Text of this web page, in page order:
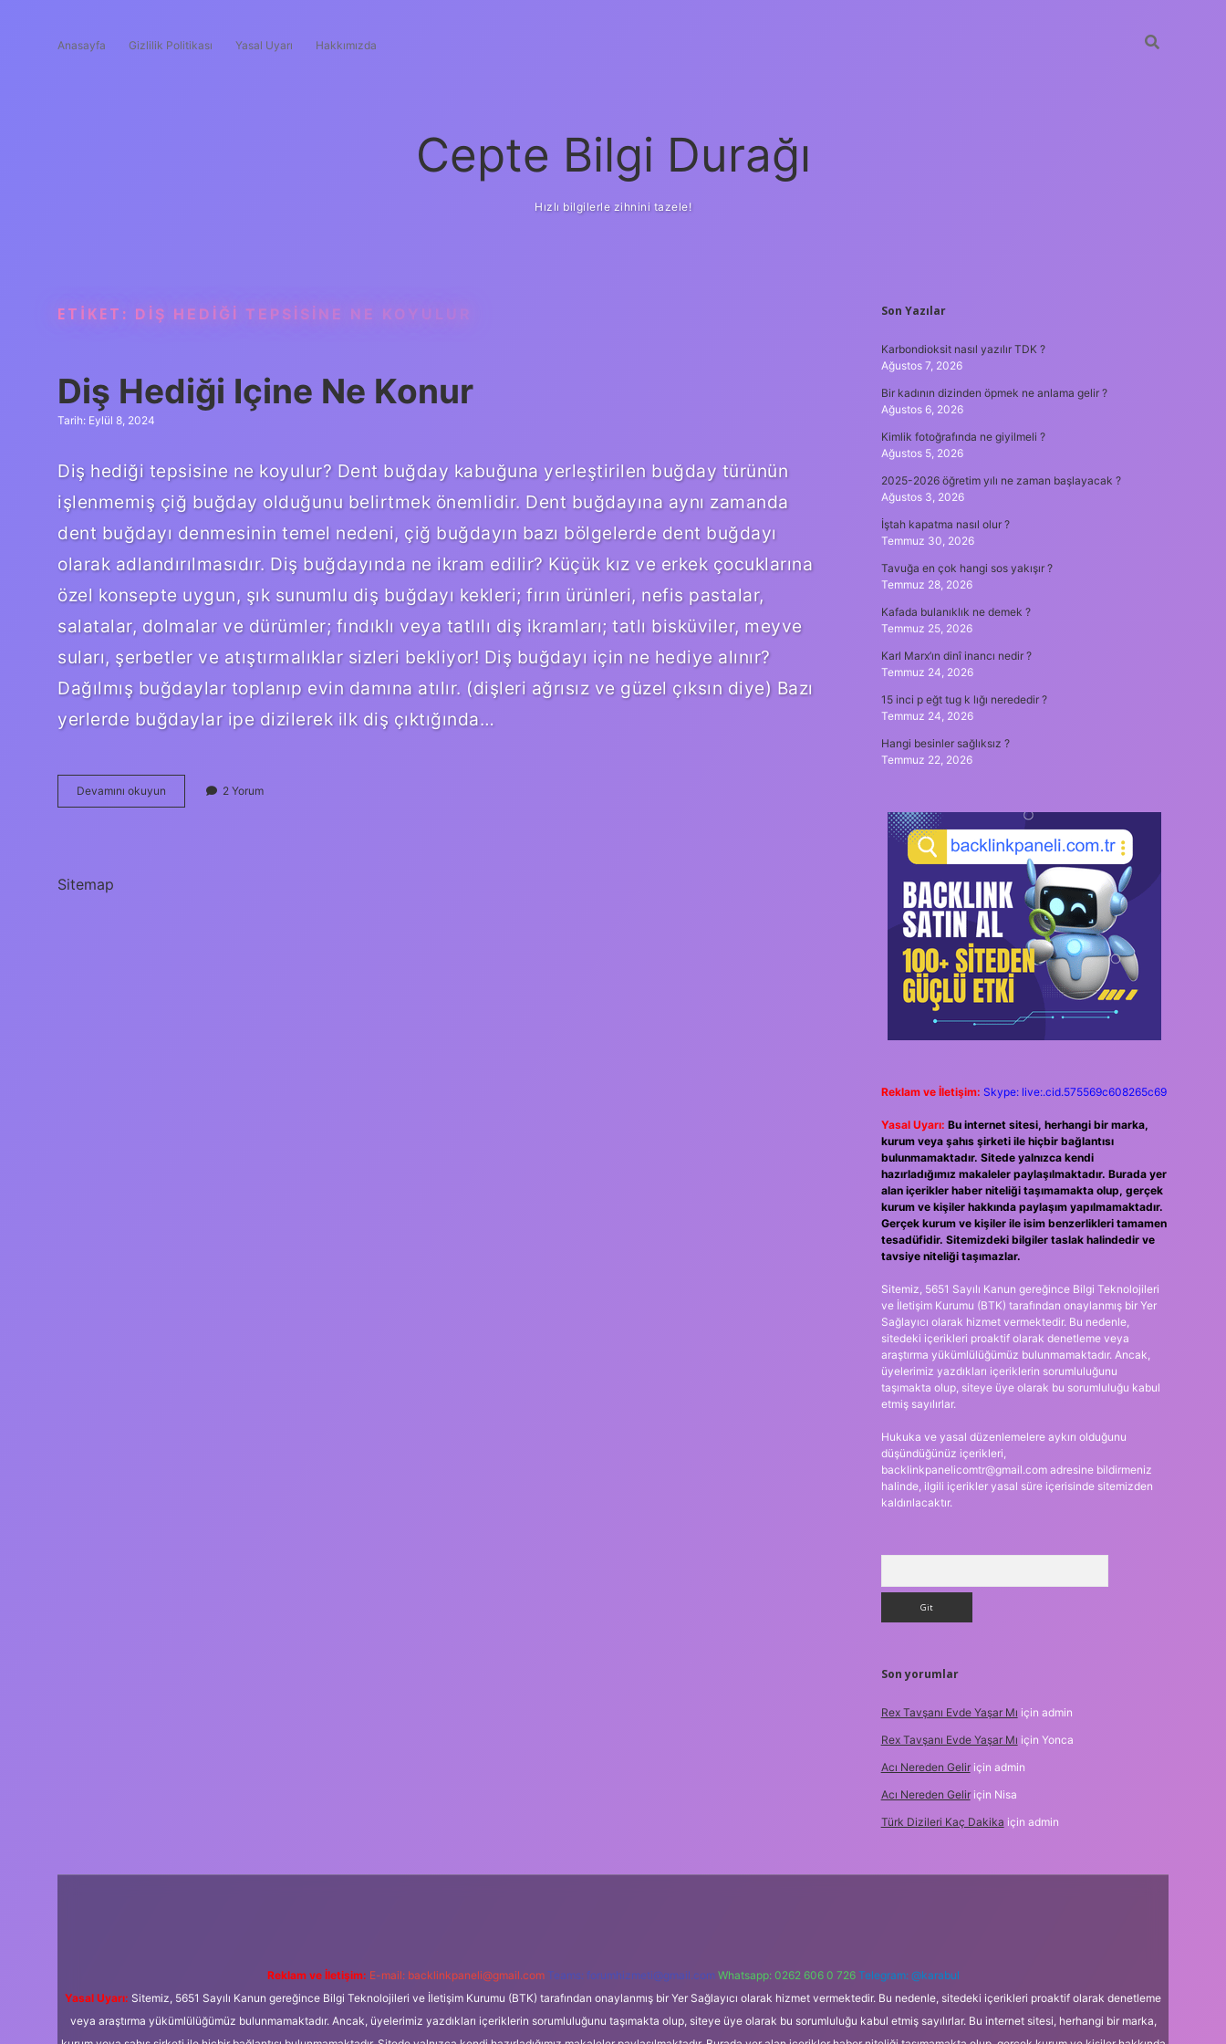
Anasayfa Gizlilik Politikası Yasal Uyarı Hakkımızda
Cepte Bilgi Durağı
Hızlı bilgilerle zihnini tazele!
ETIKET: DIŞ HEDIĞI TEPSISINE NE KOYULUR
Diş Hediği Içine Ne Konur
Tarih: Eylül 8, 2024
Diş hediği tepsisine ne koyulur? Dent buğday kabuğuna yerleştirilen buğday türünün
işlenmemiş çiğ buğday olduğunu belirtmek önemlidir. Dent buğdayına aynı zamanda
dent buğdayı denmesinin temel nedeni, çiğ buğdayın bazı bölgelerde dent buğdayı
olarak adlandırılmasıdır. Diş buğdayında ne ikram edilir? Küçük kız ve erkek çocuklarına
özel konsepte uygun, şık sunumlu diş buğdayı kekleri; fırın ürünleri, nefis pastalar,
salatalar, dolmalar ve dürümler; fındıklı veya tatlılı diş ikramları; tatlı bisküviler, meyve
suları, şerbetler ve atıştırmalıklar sizleri bekliyor! Diş buğdayı için ne hediye alınır?
Dağılmış buğdaylar toplanıp evin damına atılır. (dişleri ağrısız ve güzel çıksın diye) Bazı
yerlerde buğdaylar ipe dizilerek ilk diş çıktığında…
Devamını okuyun
Hediği
2 Yorum
Sitemap
SIDEBAR
Son Yazılar
Karbondioksit nasıl yazılır TDK ?
Ağustos 7, 2026
Bir kadının dizinden öpmek ne anlama gelir ?
Ağustos 6, 2026
Kimlik fotoğrafında ne giyilmeli ?
Ağustos 5, 2026
2025-2026 öğretim yılı ne zaman başlayacak ?
Ağustos 3, 2026
İştah kapatma nasıl olur ?
Temmuz 30, 2026
Tavuğa en çok hangi sos yakışır ?
Temmuz 28, 2026
Kafada bulanıklık ne demek ?
Temmuz 25, 2026
Karl Marx’ın dinî inancı nedir ?
Temmuz 24, 2026
15 inci p eğt tug k lığı nerededir ?
Temmuz 24, 2026
Hangi besinler sağlıksız ?
Temmuz 22, 2026
Reklam ve İletişim: Skype: live:.cid.575569c608265c69
Yasal Uyarı: Bu internet sitesi, herhangi bir marka,
kurum veya şahıs şirketi ile hiçbir bağlantısı
bulunmamaktadır. Sitede yalnızca kendi
hazırladığımız makaleler paylaşılmaktadır. Burada yer
alan içerikler haber niteliği taşımamakta olup, gerçek
kurum ve kişiler hakkında paylaşım yapılmamaktadır.
Gerçek kurum ve kişiler ile isim benzerlikleri tamamen
tesadüfidir. Sitemizdeki bilgiler taslak halindedir ve
tavsiye niteliği taşımazlar.
Sitemiz, 5651 Sayılı Kanun gereğince Bilgi Teknolojileri
ve İletişim Kurumu (BTK) tarafından onaylanmış bir Yer
Sağlayıcı olarak hizmet vermektedir. Bu nedenle,
sitedeki içerikleri proaktif olarak denetleme veya
araştırma yükümlülüğümüz bulunmamaktadır. Ancak,
üyelerimiz yazdıkları içeriklerin sorumluluğunu
taşımakta olup, siteye üye olarak bu sorumluluğu kabul
etmiş sayılırlar.
Hukuka ve yasal düzenlemelere aykırı olduğunu
düşündüğünüz içerikleri,
backlinkpanelicomtr@gmail.comadresine bildirmeniz
halinde, ilgili içerikler yasal süre içerisinde sitemizden
kaldırılacaktır.
Son yorumlar
Rex Tavşanı Evde Yaşar Mı için admin
Rex Tavşanı Evde Yaşar Mı için Yonca
Acı Nereden Geliriçin admin
Acı Nereden Geliriçin Nisa
Türk Dizileri Kaç Dakika için admin
Reklam ve İletişim: E-mail: backlinkpaneli@gmail.com Teams: forumhizmeti@gmail.com Whatsapp: 0262 606 0 726 Telegram: @karabul
Yasal Uyarı: Sitemiz, 5651 Sayılı Kanun gereğince Bilgi Teknolojileri ve İletişim Kurumu (BTK) tarafından onaylanmış bir Yer Sağlayıcı olarak hizmet vermektedir. Bu nedenle, sitedeki içerikleri proaktif olarak denetleme
veya araştırma yükümlülüğümüz bulunmamaktadır. Ancak, üyelerimiz yazdıkları içeriklerin sorumluluğunu taşımakta olup, siteye üye olarak bu sorumluluğu kabul etmiş sayılırlar. Bu internet sitesi, herhangi bir marka,